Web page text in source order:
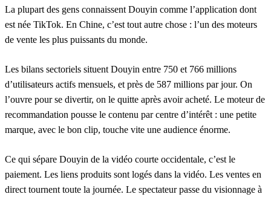
La plupart des gens connaissent Douyin comme l’application dont
est née TikTok. En Chine, c’est tout autre chose : l’un des moteurs
de vente les plus puissants du monde.
Les bilans sectoriels situent Douyin entre 750 et 766 millions
d’utilisateurs actifs mensuels, et près de 587 millions par jour. On
l’ouvre pour se divertir, on le quitte après avoir acheté. Le moteur de
recommandation pousse le contenu par centre d’intérêt : une petite
marque, avec le bon clip, touche vite une audience énorme.
Ce qui sépare Douyin de la vidéo courte occidentale, c’est le
paiement. Les liens produits sont logés dans la vidéo. Les ventes en
direct tournent toute la journée. Le spectateur passe du visionnage à